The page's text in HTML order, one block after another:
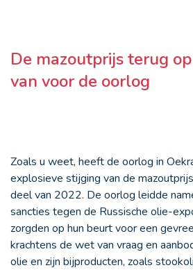
De mazoutprijs terug
van voor de oorlog
Zoals u weet, heeft de oorlog in
explosieve stijging van de
deel van 2022. De oorlog leidde
sancties tegen de Russische olie-
zorgden op hun beurt voor een
krachtens de wet van vraag en
olie en zijn bijproducten, zoals